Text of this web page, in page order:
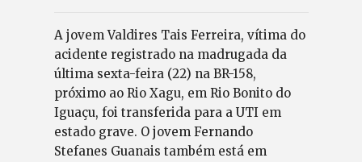
A jovem Valdires Tais Ferreira, vítima do
acidente registrado na madrugada da
última sexta-feira (22) na BR-158,
próximo ao Rio Xagu, em Rio Bonito do
Iguaçu, foi transferida para a UTI em
estado grave. O jovem Fernando
Stefanes Guanais também está em